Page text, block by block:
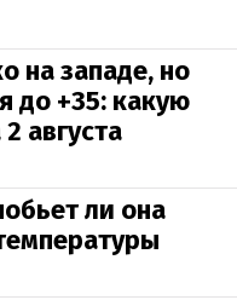
на западе, но
до +35: какую
августа
ли она